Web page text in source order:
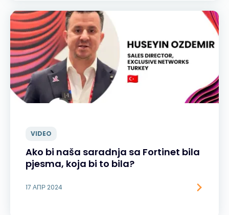
VIDEO
Ako bi naša saradnja sa Fortinet bila
pjesma, koja bi to bila?
17 АПР 2024